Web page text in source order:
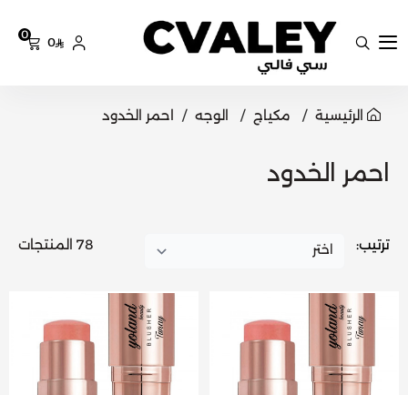
سي فالي
0
0
الرئيسية مكياج الوجه احمر الخدود
احمر الخدود
ترتيب: 78 المنتجات